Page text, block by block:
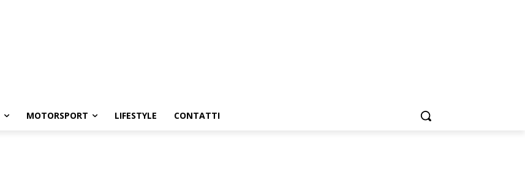
MOTORSPORT LIFESTYLE CONTATTI